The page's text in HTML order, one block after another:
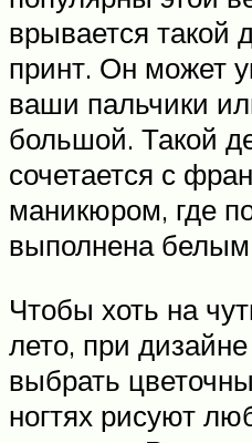
врывается такой
принт. Он может
ваши пальчики
большой. Такой
сочетается с
маникюром, где
выполнена
Чтобы хоть на
лето, при
выбрать
ногтях рисуют